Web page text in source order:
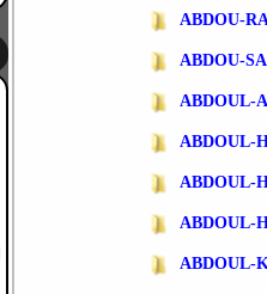
ABDOU-
ABDOU-
ABDOUL-
ABDOUL-
ABDOUL-
ABDOUL-
ABDOUL-